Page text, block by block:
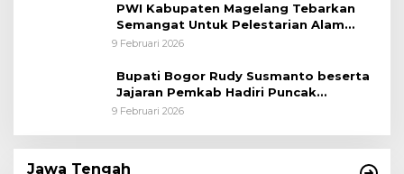
PWI Kabupaten Magelang Tebarkan
Semangat Untuk Pelestarian Alam
Melalui Tanam Pohon dan Melepas
9 Februari 2026
Bupati Bogor Rudy Susmanto beserta
Jajaran Pemkab Hadiri Puncak
Peringatan HPN 2026 di Graha
9 Februari 2026
Jawa Tengah